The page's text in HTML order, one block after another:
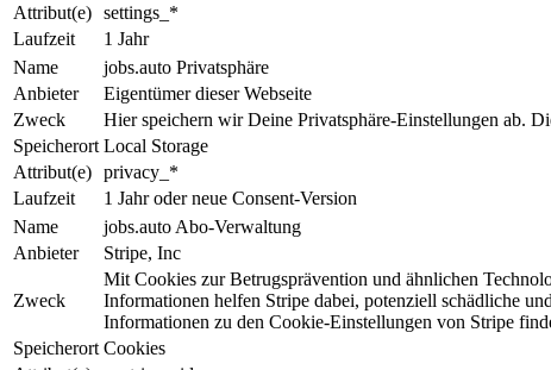
Attribut(e) settings_*
Laufzeit
1 Jahr
Name
jobs.auto Privatsphäre
Anbieter
Eigentümer dieser Webseite
Zweck
Hier speichern wir Deine Privat­sphäre-Ein­stel­lun­gen ab.
Speicherort Local Storage
Attribut(e) privacy_*
Laufzeit
1 Jahr oder neue Consent-Version
Name
jobs.auto Abo-Verwaltung
Anbieter
Stripe, Inc
Zweck
Mit Cookies zur Be­trugs­prä­ven­tion und ähnlichen
Informationen helfen Stripe da­bei, potenziell schädliche
Informationen zu den Cookie-Einstellungen von Stripe
Speicherort Cookies